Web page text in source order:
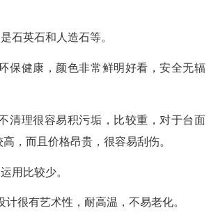
石英石和人造石等。
保健康，颜色非常鲜明好看，安全无辐
清理很容易积污垢，比较重，对于台面
，而且价格昂贵，很容易刮伤。
用比较少。
计很有艺术性，耐高温，不易老化。